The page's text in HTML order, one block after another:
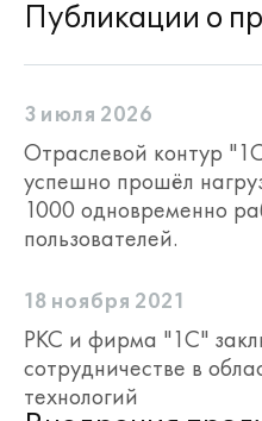
Публикации о
3 июля 2026
Отраслевой контур
успешно прошёл
1000 одновременно
пользователей.
18 ноября 2021
РКС и фирма "1С"
сотрудничестве в
технологий